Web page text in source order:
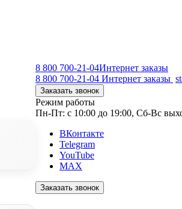
8 800 700-21-04Интернет заказы
8 800 700-21-04 Интернет заказы
Заказать звонок
Режим работы
Пн-Пт: с 10:00 до 19:00, Сб-Вс
ВКонтакте
Telegram
YouTube
MAX
Заказать звонок